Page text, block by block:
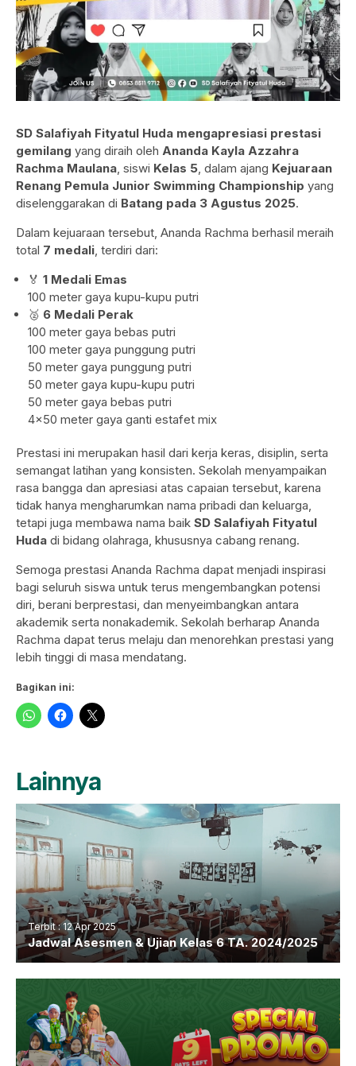
SD Salafiyah Fityatul Huda mengapresiasi prestasi
gemilang yang diraih oleh Ananda Kayla Azzahra
Rachma Maulana, siswi Kelas 5, dalam ajang Kejuaraan
Renang Pemula Junior Swimming Championship yang
diselenggarakan di Batang pada 3 Agustus 2025.
Dalam kejuaraan tersebut, Ananda Rachma berhasil meraih
total 7 medali, terdiri dari:
🏅 1 Medali Emas
100 meter gaya kupu-kupu putri
🥈 6 Medali Perak
100 meter gaya bebas putri
100 meter gaya punggung putri
50 meter gaya punggung putri
50 meter gaya kupu-kupu putri
50 meter gaya bebas putri
4×50 meter gaya ganti estafet mix
Prestasi ini merupakan hasil dari kerja keras, disiplin, serta
semangat latihan yang konsisten. Sekolah menyampaikan
rasa bangga dan apresiasi atas capaian tersebut, karena
tidak hanya mengharumkan nama pribadi dan keluarga,
tetapi juga membawa nama baik SD Salafiyah Fityatul
Huda di bidang olahraga, khususnya cabang renang.
Semoga prestasi Ananda Rachma dapat menjadi inspirasi
bagi seluruh siswa untuk terus mengembangkan potensi
diri, berani berprestasi, dan menyeimbangkan antara
akademik serta nonakademik. Sekolah berharap Ananda
Rachma dapat terus melaju dan menorehkan prestasi yang
lebih tinggi di masa mendatang.
Bagikan ini:
Lainnya
Terbit : 12 Apr 2025
Jadwal Asesmen & Ujian Kelas 6 TA. 2024/2025